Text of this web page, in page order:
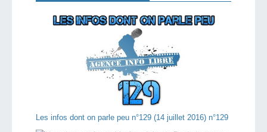
Les infos dont on parle peu n°129 (14 juillet 2016) n°129